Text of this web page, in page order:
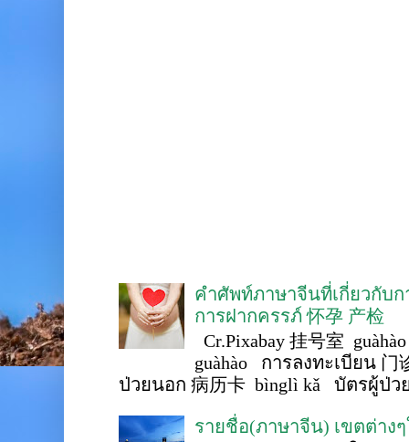
คำศัพท์ภาษาจีนที่เกี่ยวกับ
การฝากครรภ์ 怀孕 产检
Cr.Pixabay 挂号室
guàhào การลงทะเบียน 门
ป่วยนอก 病历卡 bìnglì kǎ บัตรผู้ป่ว
รายชื่อ(ภาษาจีน) เขตต่าง